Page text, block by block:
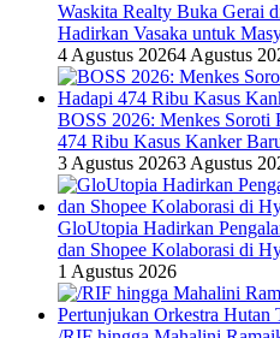
Waskita Realty Buka Gerai
Hadirkan Vasaka untuk
4 Agustus 20264 Agustus
BOSS 2026: Menkes Soroti
474 Ribu Kasus Kanker
3 Agustus 20263 Agustus
GloUtopia Hadirkan
dan Shopee Kolaborasi di
1 Agustus 2026